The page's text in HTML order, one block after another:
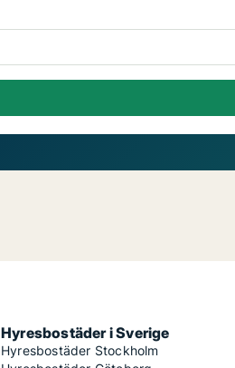
Hyresbostäder i Sverige
Hyresbostäder Stockholm